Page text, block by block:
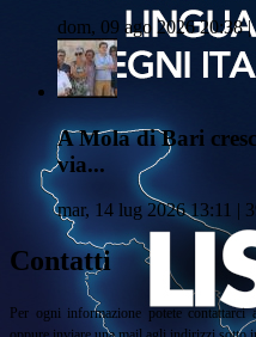
dom, 09 ago 2026 20:38
A Mola di Bari
via...
mar, 14 lug 2026 13:11 |
Contatti
Per ogni informazione potete